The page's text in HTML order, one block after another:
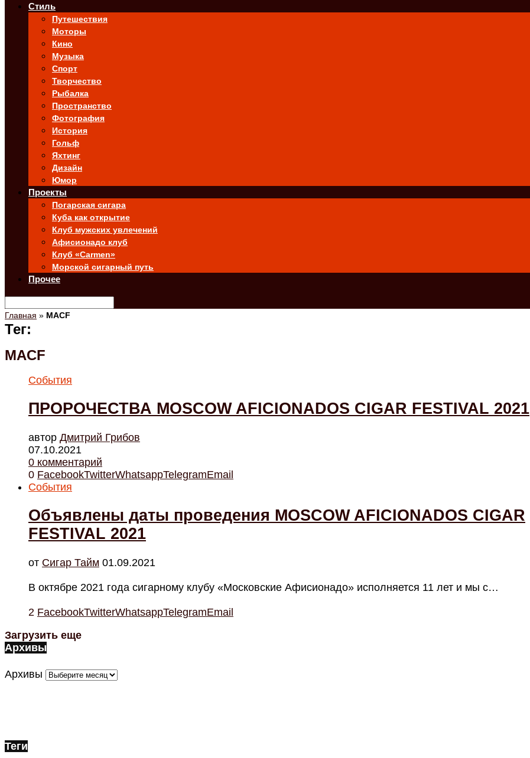
Стиль
Путешествия
Моторы
Кино
Музыка
Спорт
Творчество
Рыбалка
Пространство
Фотография
История
Гольф
Яхтинг
Дизайн
Юмор
Проекты
Погарская сигара
Куба как открытие
Клуб мужских увлечений
Афисионадо клуб
Клуб «Carmen»
Морской сигарный путь
Прочее
Главная » MACF
Тег:
MACF
События
ПРОРОЧЕСТВА MOSCOW AFICIONADOS CIGAR FESTIVAL 2021
автор Дмитрий Грибов
07.10.2021
0 комментарий
0 FacebookTwitterWhatsappTelegramEmail
События
Объявлены даты проведения MOSCOW AFICIONADOS CIGAR
FESTIVAL 2021
от Cигар Тайм 01.09.2021
В октябре 2021 года сигарному клубу «Московские Афисионадо» исполняется 11 лет и мы с…
2 FacebookTwitterWhatsappTelegramEmail
Загрузить еще
Архивы
Архивы
Теги